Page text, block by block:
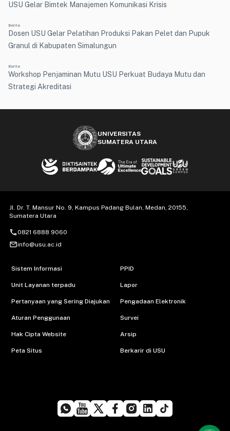
USU Gelar Bimtek Manajemen Komunikasi Krisis
Berita
Dosen USU Gelar Pelatihan Produksi Pakan Pelet dan Pupuk
Granul di Kabupaten Simalungun
Berita
Workshop Penjaminan Mutu USU Perkuat Budaya Mutu dan
Strategi Akreditasi
UNIVERSITAS
SUMATERA UTARA
Jl. Dr. T. Mansur No. 9, Kampus Padang Bulan, Medan, 20155,
Sumatera Utara
call0821 6888 9060
mail_outlineinfo@usu.ac.id
Sistem Informasi
Unit Layanan terpadu
Pertanyaan yang Sering Diajukan
Aturan Penggunaan
Hak Cipta Website
Peta Situs
PPID
Lapor
Pengadaan Elektronik
Survei
Arsip
Berkarir di USU